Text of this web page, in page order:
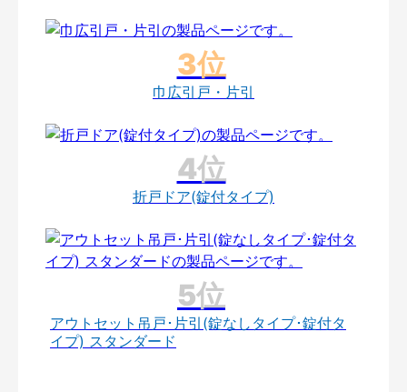
巾広引戸・片引
折戸ドア(錠付タイプ)
アウトセット吊戸･片引(錠なしタイプ･錠付タ
イプ) スタンダード